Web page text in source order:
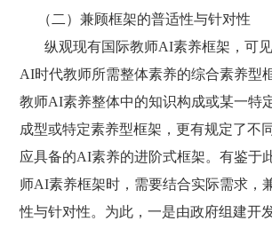
（二）兼顾框架的普适性与针对性
纵观现有国际教师AI素养框架，可见
AI时代教师所需整体素养的综合素养型
教师AI素养整体中的知识构成或某一特
成型或特定素养型框架，更有规定了不
应具备的AI素养的进阶式框架。有鉴于
师AI素养框架时，需要结合实际需求，
性与针对性。为此，一是由政府组建开